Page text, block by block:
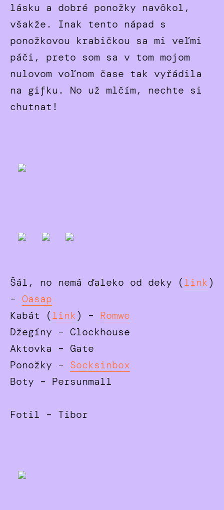
lásku a dobré ponožky navôkol,
všakže. Inak tento nápad s
ponožkovou krabičkou sa mi veľmi
páči, preto som sa v tom mojom
nulovom voľnom čase tak vyřádila
na gifku. No už mlčím, nechte si
chutnat!
Šál, no nemá ďaleko od deky (link)
– Oasap
Kabát (link) – Romwe
Džegíny – Clockhouse
Aktovka – Gate
Ponožky – Socksinbox
Boty – Persunmall
Fotil – Tibor